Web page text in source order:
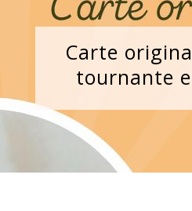
Carte
tournante